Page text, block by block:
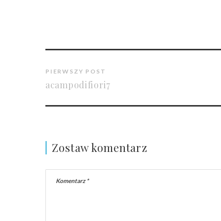
PIERWSZY POST
acampodifiori7
Zostaw komentarz